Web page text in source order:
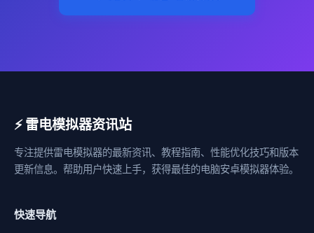
⚡ 雷电模拟器资讯站
专注提供雷电模拟器的最新资讯、教程指南、性能优化技巧和版本
更新信息。帮助用户快速上手，获得最佳的电脑安卓模拟器体验。
快速导航